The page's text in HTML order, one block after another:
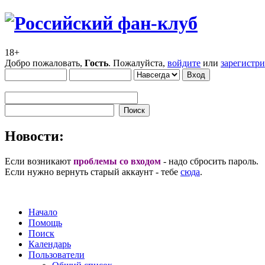
18+
Добро пожаловать, Гость. Пожалуйста, войдите или
Новости:
Если возникают проблемы со входом - надо сбросить пароль.
Если нужно вернуть старый аккаунт - тебе сюда.
Начало
Помощь
Поиск
Календарь
Пользователи